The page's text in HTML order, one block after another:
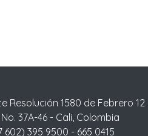
Resolución 1580 de Febrero
No. 37A-46 - Cali, Colombia
602) 395 9500 - 665 0415